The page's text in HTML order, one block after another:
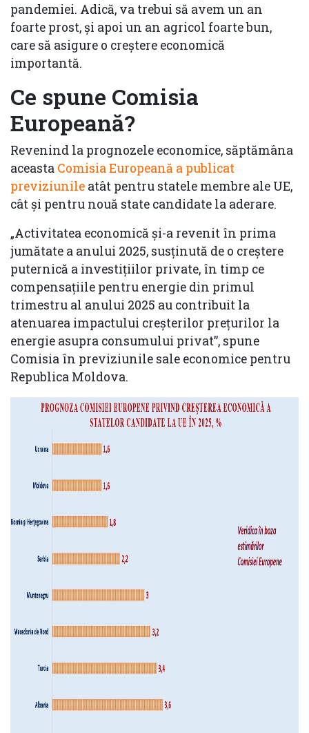
pandemiei. Adică, va trebui să avem un an
foarte prost, şi apoi un an agricol foarte bun,
care să asigure o creştere economică
importantă.
Ce spune Comisia
Europeană?
Revenind la prognozele economice, săptămâna
aceasta Comisia Europeană a publicat
previziunile atât pentru statele membre ale UE,
cât şi pentru nouă state candidate la aderare.
„Activitatea economică și-a revenit în prima
jumătate a anului 2025, susținută de o creștere
puternică a investițiilor private, în timp ce
compensațiile pentru energie din primul
trimestru al anului 2025 au contribuit la
atenuarea impactului creșterilor prețurilor la
energie asupra consumului privat”, spune
Comisia în previziunile sale economice pentru
Republica Moldova.